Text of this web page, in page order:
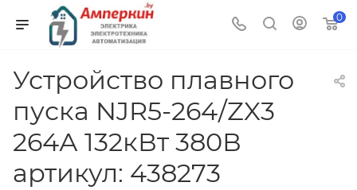
0
Устройство плавного
пуска NJR5-264/ZX3
264А 132кВт 380В
артикул: 438273